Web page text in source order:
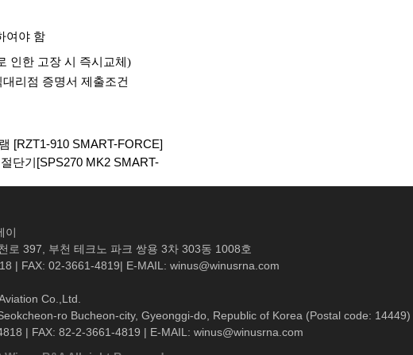
여야 함
인한 고장 시 즉시교체 )
리점 증명서 제출조건
[RZT1-910 SMART-FORCE]
단기[SPS270 MK2 SMART-
이
로 397, 부천 테크노 파크 쌍용 3차 303동 1008호
| FAX: 02-3661-4819| E-MAIL: winus@winusrna.com
Co.,Ltd.
ro Bucheon-city, Gyeonggi-do, Republic of Korea (Postal code: 14449)
| FAX: 82-2-3661-4819 | E-MAIL: winus@winusrna.com